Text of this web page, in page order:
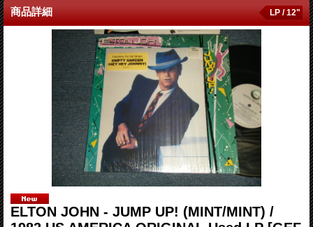
商品詳細 LP / 12"
ELTON JOHN - JUMP UP! (MINT/MINT) /